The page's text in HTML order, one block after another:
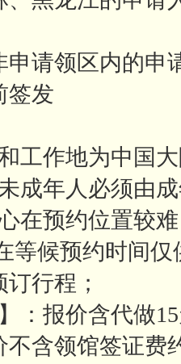
申请领区内的申
签发
工作地为中国
成年人必须由
在预约位置较
等候预约时间
行程；
：报价含代做
不含领馆签证费